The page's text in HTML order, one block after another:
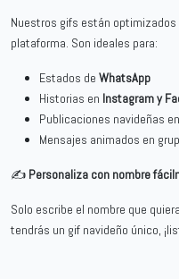
Nuestros gifs están
plataforma. Son ideales para:
Estados de WhatsApp
Historias en Instagram y
Publicaciones navideñas en
Mensajes animados en
✍️ Personaliza con nombre
Solo escribe el nombre que
tendrás un gif navideño único,